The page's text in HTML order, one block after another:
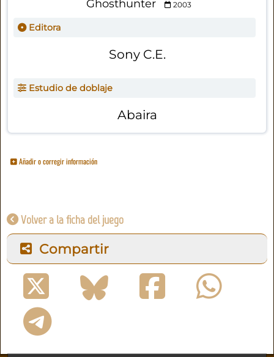
Ghosthunter 2003
Editora
Sony C.E.
Estudio de doblaje
Abaira
Añadir o corregir información
Volver a la ficha del juego
Compartir